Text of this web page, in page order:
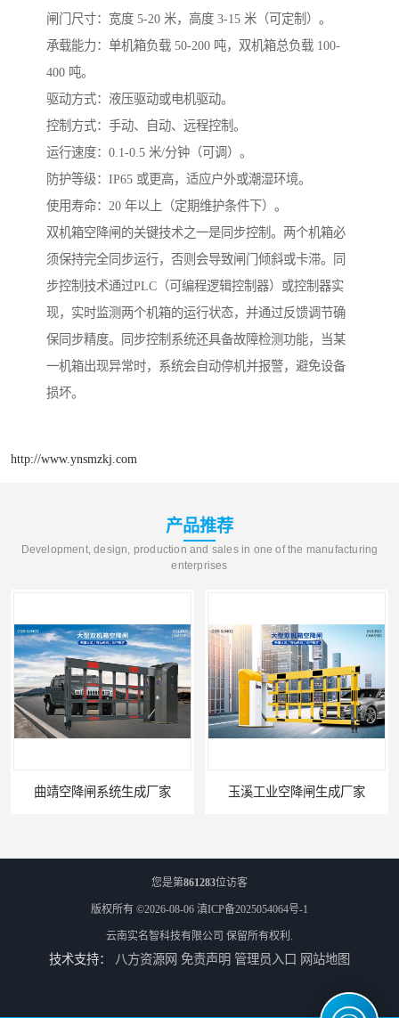
闸门尺寸：宽度 5-20 米，高度 3-15 米（可定制）。
承载能力：单机箱负载 50-200 吨，双机箱总负载 100-
400 吨。
驱动方式：液压驱动或电机驱动。
控制方式：手动、自动、远程控制。
运行速度：0.1-0.5 米/分钟（可调）。
防护等级：IP65 或更高，适应户外或潮湿环境。
使用寿命：20 年以上（定期维护条件下）。
双机箱空降闸的关键技术之一是同步控制。两个机箱必
须保持完全同步运行，否则会导致闸门倾斜或卡滞。同
步控制技术通过PLC（可编程逻辑控制器）或控制器实
现，实时监测两个机箱的运行状态，并通过反馈调节确
保同步精度。同步控制系统还具备故障检测功能，当某
一机箱出现异常时，系统会自动停机并报警，避免设备
损坏。
http://www.ynsmzkj.com
产品推荐
Development, design, production and sales in one of the manufacturing
enterprises
曲靖空降闸系统生成厂家 玉溪工业空降闸生成厂家
您是第861283位访客
版权所有 ©2026-08-06 滇ICP备2025054064号-1
云南实名智科技有限公司 保留所有权利.
技术支持： 八方资源网 免责声明 管理员入口 网站地图